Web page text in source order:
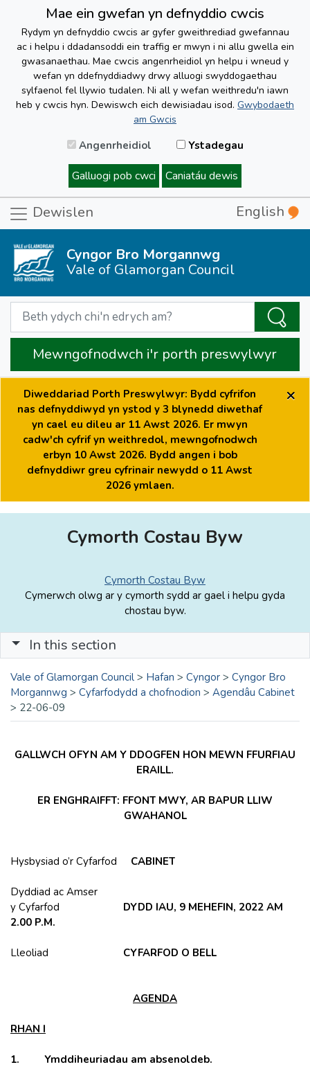
Mae ein gwefan yn defnyddio cwcis
Rydym yn defnyddio cwcis ar gyfer gweithrediad gwefannau
ac i helpu i ddadansoddi ein traffig er mwyn i ni allu gwella ein
gwasanaethau. Mae cwcis angenrheidiol yn helpu i wneud y
wefan yn ddefnyddiadwy drwy alluogi swyddogaethau
sylfaenol fel llywio tudalen. Ni all y wefan weithredu'n iawn
heb y cwcis hyn. Dewiswch eich dewisiadau isod. Gwybodaeth
am Gwcis
Angenrheidiol Ystadegau
Galluogi pob cwci Caniatáu dewis
Dewislen English
Cyngor Bro Morgannwg
Vale of Glamorgan Council
Mewngofnodwch i'r porth preswylwyr
Diweddariad Porth Preswylwyr: Bydd cyfrifon
nas defnyddiwyd yn ystod y 3 blynedd diwethaf
yn cael eu dileu ar 11 Awst 2026. Er mwyn
cadw'ch cyfrif yn weithredol, mewngofnodwch
erbyn 10 Awst 2026. Bydd angen i bob
defnyddiwr greu cyfrinair newydd o 11 Awst
2026 ymlaen.
×
Cymorth Costau Byw
Cymorth Costau Byw
Cymerwch olwg ar y cymorth sydd ar gael i helpu gyda
chostau byw.
In this section
Vale of Glamorgan Council > Hafan > Cyngor > Cyngor Bro
Morgannwg > Cyfarfodydd a chofnodion > Agendâu Cabinet
> 22-06-09
GALLWCH OFYN AM Y DDOGFEN HON MEWN FFURFIAU
ERAILL.
ER ENGHRAIFFT: FFONT MWY, AR BAPUR LLIW
GWAHANOL
Hysbysiad o’r Cyfarfod CABINET
Dyddiad ac Amser
y Cyfarfod
DYDD IAU, 9 MEHEFIN, 2022 AM
2.00 P.M.
Lleoliad CYFARFOD O BELL
AGENDA
RHAN I
1. Ymddiheuriadau am absenoldeb.